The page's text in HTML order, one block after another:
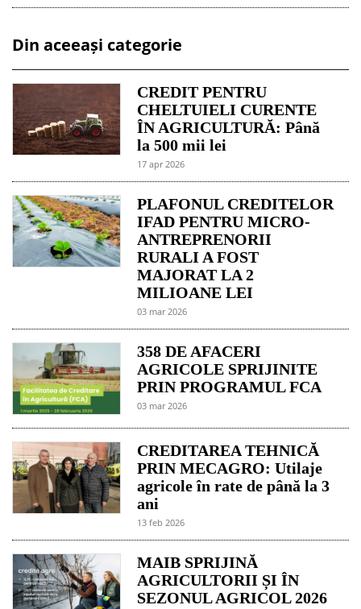
Din aceeași categorie
CREDIT PENTRU
CHELTUIELI CURENTE
ÎN AGRICULTURĂ: Până
la 500 mii lei
17 apr 2026
PLAFONUL CREDITELOR
IFAD PENTRU MICRO-
ANTREPRENORII
RURALI A FOST
MAJORAT LA 2
MILIOANE LEI
03 mar 2026
358 DE AFACERI
AGRICOLE SPRIJINITE
PRIN PROGRAMUL FCA
03 mar 2026
CREDITAREA TEHNICĂ
PRIN MECAGRO: Utilaje
agricole în rate de până la 3
ani
13 feb 2026
MAIB SPRIJINĂ
AGRICULTORII ȘI ÎN
SEZONUL AGRICOL 2026